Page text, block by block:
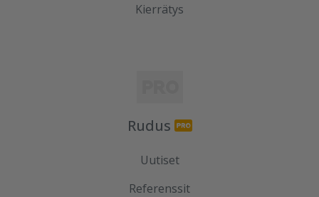
Kierrätys
Rudus
Uutiset
Referenssit